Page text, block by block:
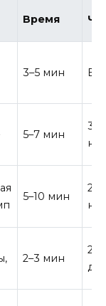
Время
3–5 мин
5–7 мин
5–10 мин
2–3 мин
2